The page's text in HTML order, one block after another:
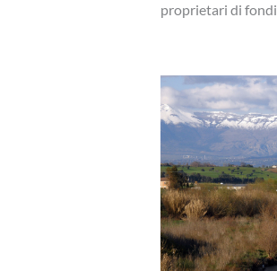
proprietari di fondi